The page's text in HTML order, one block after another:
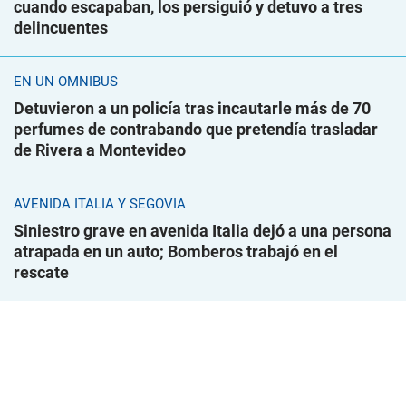
cuando escapaban, los persiguió y detuvo a tres
delincuentes
EN UN ÓMNIBUS
Detuvieron a un policía tras incautarle más de 70
perfumes de contrabando que pretendía trasladar
de Rivera a Montevideo
AVENIDA ITALIA Y SEGOVIA
Siniestro grave en avenida Italia dejó a una persona
atrapada en un auto; Bomberos trabajó en el
rescate